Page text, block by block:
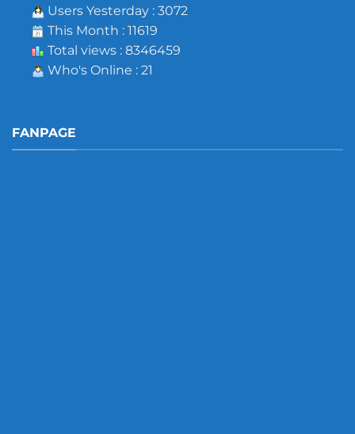
Users Yesterday : 3072
This Month : 11619
Total views : 8346459
Who's Online : 21
FANPAGE